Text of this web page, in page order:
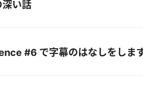
い話
#6 で字幕のはなしをします